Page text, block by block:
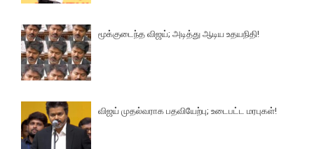
மூக்குடைந்த விஜய்; அடித்து ஆடிய உதயநிதி!
விஜய் முதல்வராக பதவியேற்பு; உடைபட்ட மரபுகள்!